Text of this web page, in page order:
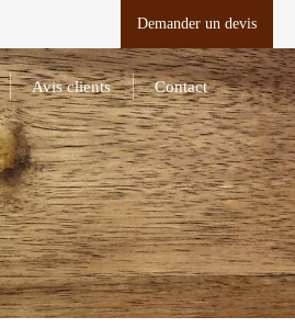
Demander un devis
Avis clients Contact